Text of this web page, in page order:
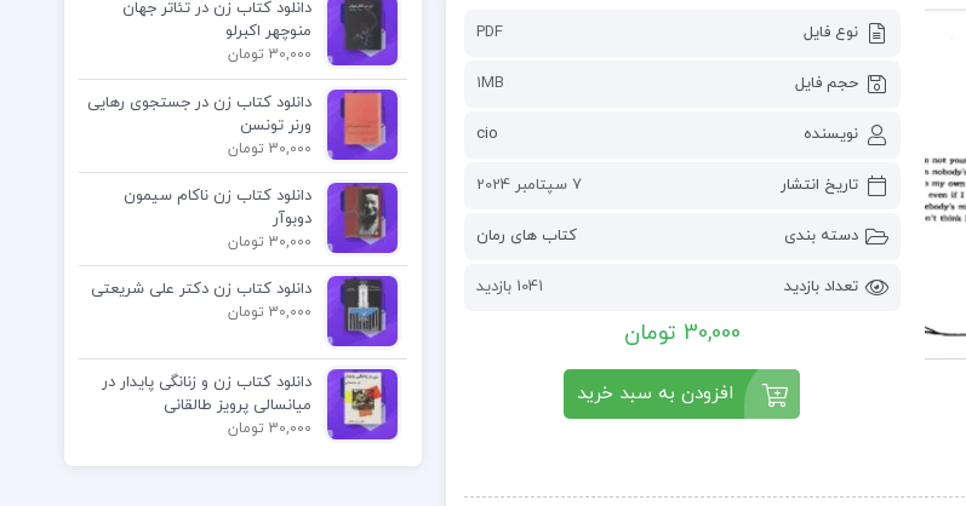
نوع فایل PDF
حجم فایل 1MB
نویسنده cio
تاریخ انتشار 7 سپتامبر 2024
دسته بندی کتاب های رمان
تعداد بازدید 1041 بازدید
30,000 تومان
افزودن به سبد خرید
دانلود کتاب زن در تئاتر جهان
منوچهر اکبرلو
30,000 تومان
دانلود کتاب زن در جستجوی رهایی
ورنر تونسن
30,000 تومان
دانلود کتاب زن ناکام سیمون
دوبوآر
30,000 تومان
دانلود کتاب زن دکتر علی شریعتی
30,000 تومان
دانلود کتاب زن و زنانگی پایدار در
میانسالی پرویز طالقانی
30,000 تومان